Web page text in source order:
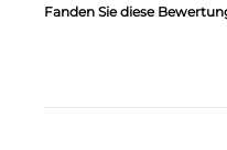
Fanden Sie diese